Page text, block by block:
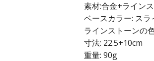
素材:合金+ライン
ベースカラー: ス
ラインストーンの
寸法: 22.5+10cm
重量: 90g